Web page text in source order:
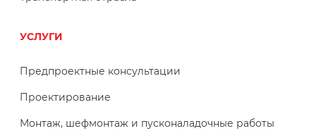
УСЛУГИ
Предпроектные консультации
Проектирование
Монтаж, шефмонтаж и пусконаладочные работы